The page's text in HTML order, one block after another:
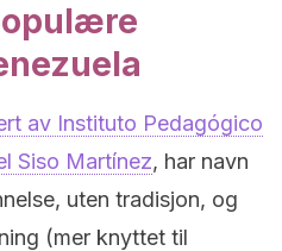
av Instituto Pedagógico
Siso Martínez, har navn
uten tradisjon, og
(mer knyttet til